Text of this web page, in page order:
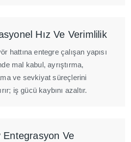
Hız Ve Verimlilik
hattına entegre çalışan yapısı
mal kabul, ayrıştırma,
ve sevkiyat süreçlerini
iş gücü kaybını azaltır.
Entegrasyon Ve